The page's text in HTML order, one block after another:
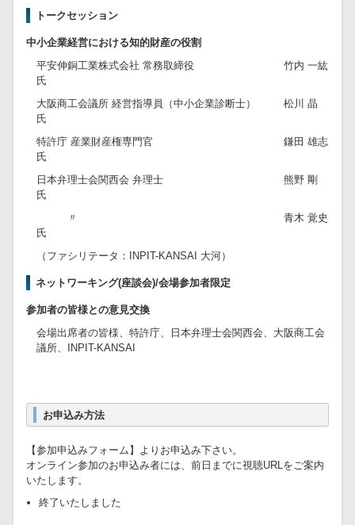
トークセッション
中小企業経営における知的財産の役割
平安伸銅工業株式会社 常務取締役
竹内 一紘
氏
大阪商工会議所 経営指導員（中小企業診断士）
松川 晶
氏
特許庁 産業財産権専門官
鎌田 雄志
氏
日本弁理士会関西会 弁理士
熊野 剛
氏
〃
青木 覚史
氏
（ファシリテータ：INPIT-KANSAI 大河）
ネットワーキング(座談会)/会場参加者限定
参加者の皆様との意見交換
会場出席者の皆様、特許庁、日本弁理士会関西会、大阪商工会
議所、INPIT-KANSAI
お申込み方法
【参加申込みフォーム】よりお申込み下さい。
オンライン参加のお申込み者には、前日までに視聴URLをご案内
いたします。
終了いたしました